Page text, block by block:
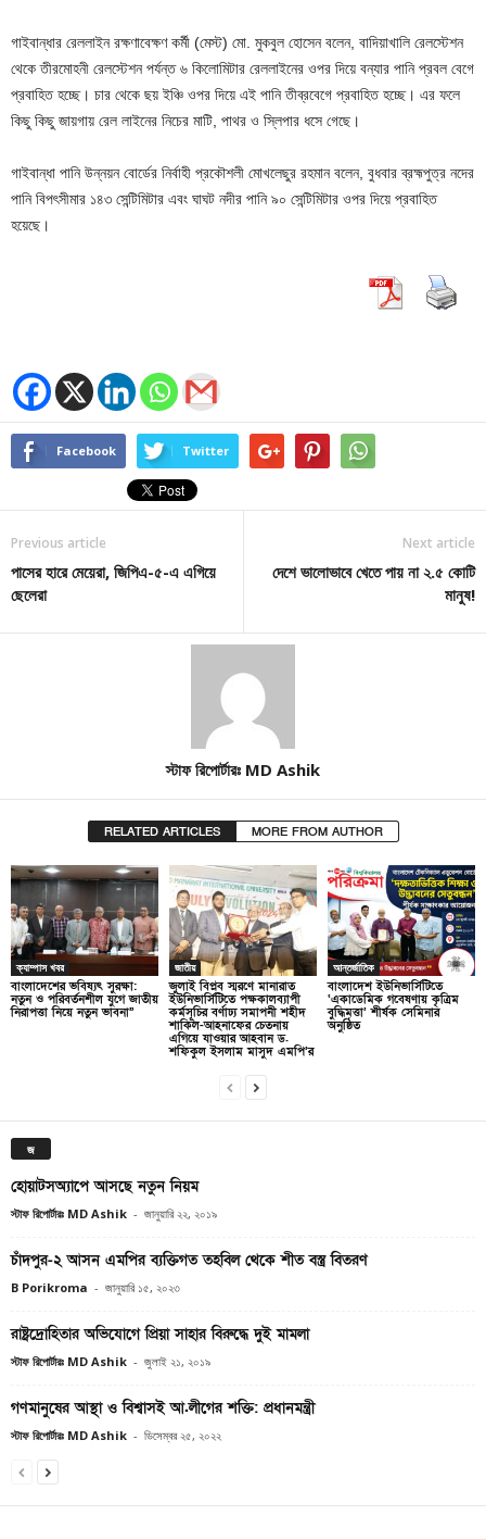
গাইবান্ধার রেললাইন রক্ষণাবেক্ষণ কর্মী (মেস্ট) মো. মুকবুল হোসেন বলেন, বাদিয়াখালি রেলস্টেশন
থেকে তীরমোহনী রেলস্টেশন পর্যন্ত ৬ কিলোমিটার রেললাইনের ওপর দিয়ে বন্যার পানি প্রবল বেগে
প্রবাহিত হচ্ছে। চার থেকে ছয় ইঞ্চি ওপর দিয়ে এই পানি তীব্রবেগে প্রবাহিত হচ্ছে। এর ফলে
কিছু কিছু জায়গায় রেল লাইনের নিচের মাটি, পাথর ও স্লিপার ধসে গেছে।
গাইবান্ধা পানি উন্নয়ন বোর্ডের নির্বাহী প্রকৌশলী মোখলেছুর রহমান বলেন, বুধবার ব্রহ্মপুত্র নদের
পানি বিপৎসীমার ১৪৩ সেন্টিমিটার এবং ঘাঘট নদীর পানি ৯০ সেন্টিমিটার ওপর দিয়ে প্রবাহিত
হয়েছে।
Facebook Twitter
Previous article
পাসের হারে মেয়েরা, জিপিএ-৫-এ এগিয়ে
ছেলেরা
Next article
দেশে ভালোভাবে খেতে পায় না ২.৫ কোটি
মানুষ!
স্টাফ রিপোর্টারঃ MD Ashik
RELATED ARTICLES MORE FROM AUTHOR
ক্যাম্পাস খবর
বাংলাদেশের ভবিষ্যৎ সুরক্ষা:
নতুন ও পরিবর্তনশীল যুগে জাতীয়
নিরাপত্তা নিয়ে নতুন ভাবনা”
জাতীয়
জুলাই বিপ্লব স্মরণে মানারাত
ইউনিভার্সিটিতে পক্ষকালব্যাপী
কর্মসূচির বর্ণাঢ্য সমাপনী শহীদ
শাকিল-আহনাফের চেতনায়
এগিয়ে যাওয়ার আহবান ড.
শফিকুল ইসলাম মাসুদ এমপি’র
আন্তর্জাতিক
বাংলাদেশ ইউনিভার্সিটিতে
‘একাডেমিক গবেষণায় কৃত্রিম
বুদ্ধিমত্তা’ শীর্ষক সেমিনার
অনুষ্ঠিত
জ
হোয়াটসঅ্যাপে আসছে নতুন নিয়ম
স্টাফ রিপোর্টারঃ MD Ashik - জানুয়ারি ২২, ২০১৯
চাঁদপুর-২ আসন এমপির ব্যক্তিগত তহবিল থেকে শীত বস্ত্র বিতরণ
B Porikroma - জানুয়ারি ১৫, ২০২৩
রাষ্ট্রদ্রোহিতার অভিযোগে প্রিয়া সাহার বিরুদ্ধে দুই মামলা
স্টাফ রিপোর্টারঃ MD Ashik - জুলাই ২১, ২০১৯
গণমানুষের আস্থা ও বিশ্বাসই আ.লীগের শক্তি: প্রধানমন্ত্রী
স্টাফ রিপোর্টারঃ MD Ashik - ডিসেম্বর ২৫, ২০২২